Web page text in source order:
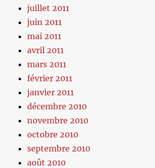
juillet 2011
juin 2011
mai 2011
avril 2011
mars 2011
février 2011
janvier 2011
décembre 2010
novembre 2010
octobre 2010
septembre 2010
août 2010